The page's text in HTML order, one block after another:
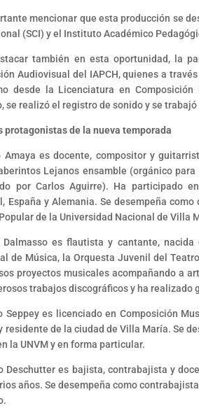
mencionar que esta producción se
(SCI) y el Instituto Académico
también en esta oportunidad, la
Audiovisual del IAPCH, quienes a
desde la Licenciatura en
se realizó el registro de sonido y se
protagonistas de la nueva temporada
Amaya es docente, compositor y
Lejanos ensamble (orgánico
por Carlos Aguirre). Ha participado
España y Alemania. Se desempeña
de la Universidad Nacional de Villa
Dalmasso es flautista y cantante,
de Música, la Orquesta Juvenil del
proyectos musicales acompañando a
trabajos discográficos y ha
Seppey es licenciado en Composición
residente de la ciudad de Villa María. Se
la UNVM y en forma particular.
Deschutter es bajista, contrabajista y
años. Se desempeña como